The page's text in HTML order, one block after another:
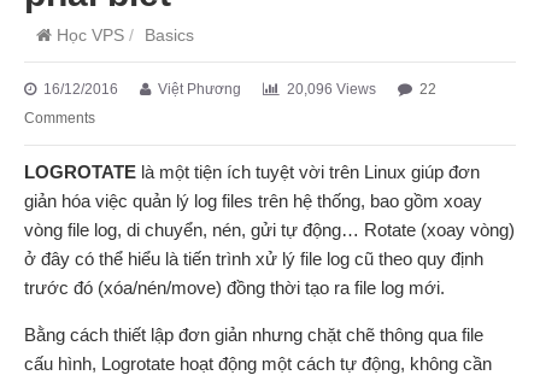
Học VPS / Basics
16/12/2016 Việt Phương 20,096 Views
22
Comments
LOGROTATE là một tiện ích tuyệt vời trên Linux giúp đơn
giản hóa việc quản lý log files trên hệ thống, bao gồm xoay
vòng file log, di chuyển, nén, gửi tự động… Rotate (xoay vòng)
ở đây có thể hiểu là tiến trình xử lý file log cũ theo quy định
trước đó (xóa/nén/move) đồng thời tạo ra file log mới.
Bằng cách thiết lập đơn giản nhưng chặt chẽ thông qua file
cấu hình, Logrotate hoạt động một cách tự động, không cần